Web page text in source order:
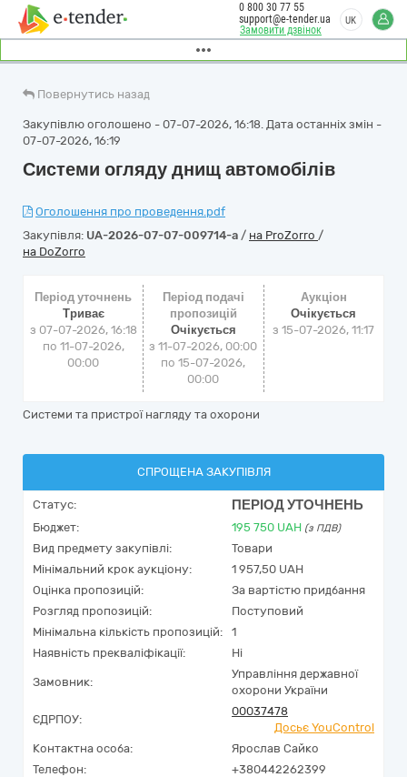
Замовити дзвінок
0 800 30 77 55
support@e-tender.ua
UK
Повернутись назад
Закупівлю оголошено - 07-07-2026, 16:18. Дата останніх змін -
07-07-2026, 16:19
Системи огляду днищ автомобілів
Оголошення про проведення.pdf
Закупівля: UA-2026-07-07-009714-a / на ProZorro /
на DoZorro
Період уточнень
Триває
з 07-07-2026, 16:18
по 11-07-2026,
00:00
Період подачі
пропозицій
Очікується
з 11-07-2026, 00:00
по 15-07-2026,
00:00
Аукціон
Очікується
з15-07-2026, 11:17
Системи та пристрої нагляду та охорони
СПРОЩЕНА ЗАКУПІВЛЯ
Статус: ПЕРІОД УТОЧНЕНЬ
Бюджет: 195 750 UAH (з ПДВ)
Вид предмету закупівлі:
Товари
Мінімальний крок аукціону:
1 957,50 UAH
Оцінка пропозицій:
За вартістю придбання
Розгляд пропозицій:
Поступовий
Мінімальна кількість пропозицій:
1
Наявність прекваліфікації:
Ні
Замовник:
Управління державної
охорони України
ЄДРПОУ:
00037478
Досьє YouControl
Контактна особа:
Ярослав Сайко
Телефон:
+380442262399